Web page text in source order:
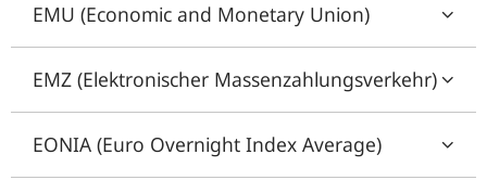
EMU (Economic and Monetary Union)
EMZ (Elektronischer Massenzahlungsverkehr)
EONIA (Euro Overnight Index Average)